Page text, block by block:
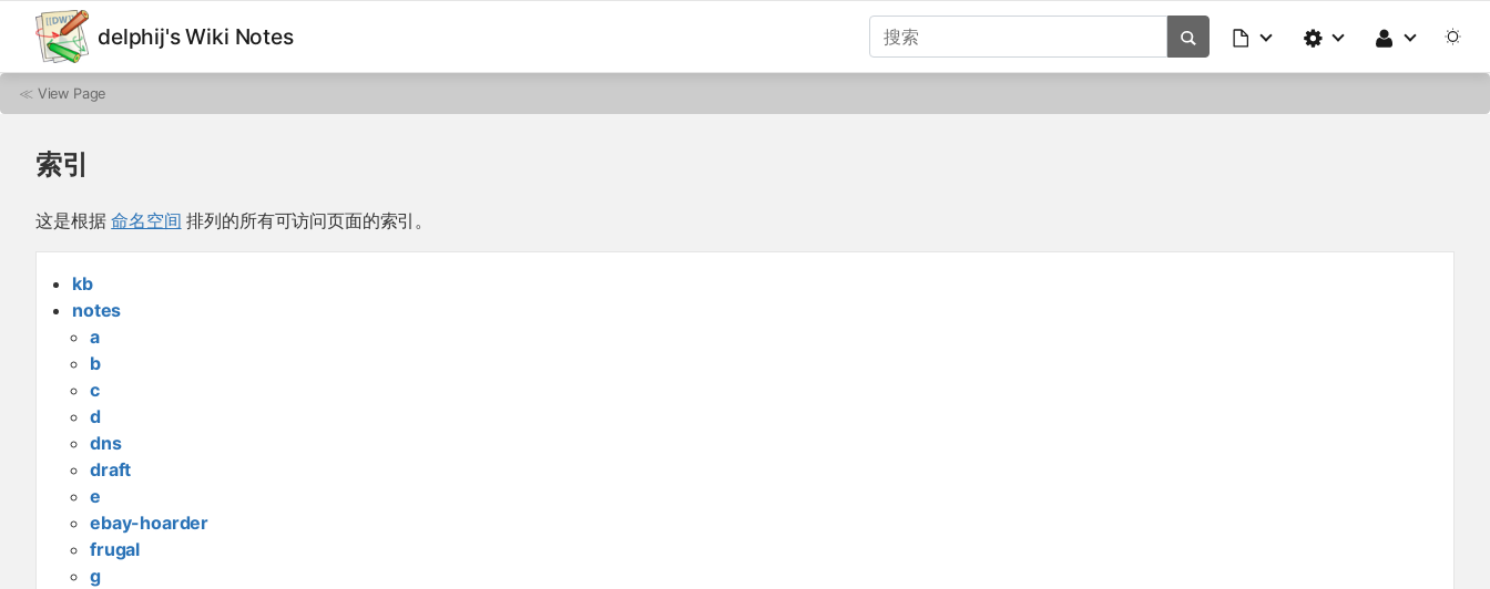
delphij's Wiki Notes
≪ View Page
索引
这是根据命名空间 排列的所有可访问页面的索引。
kb
notes
a
b
c
d
dns
draft
e
ebay-hoarder
frugal
g